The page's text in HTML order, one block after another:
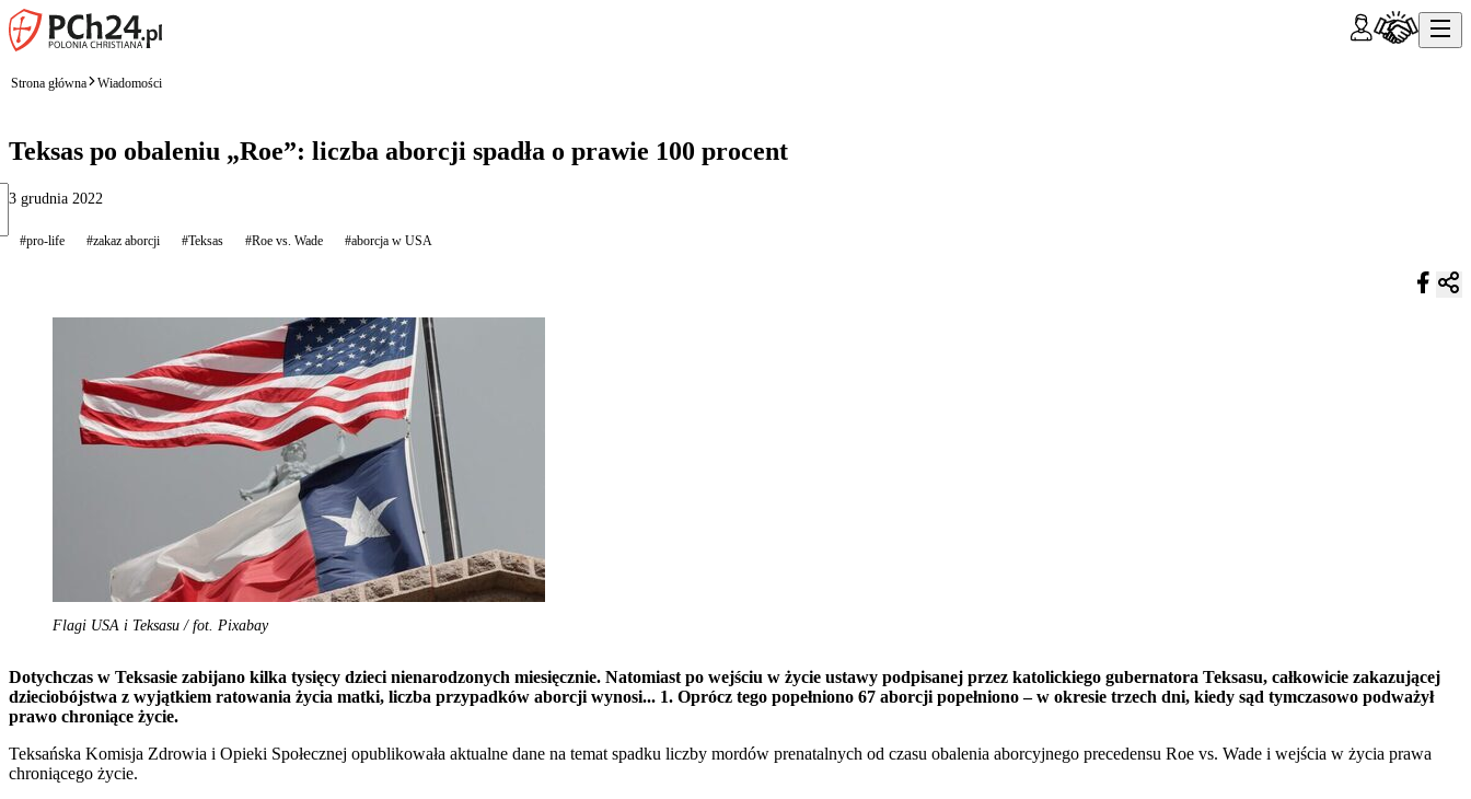
Strona główna Wiadomości
Teksas po obaleniu „Roe”: liczba aborcji spadła o prawie 100 procent
3 grudnia 2022
#pro-life #zakaz aborcji #Teksas #Roe vs. Wade #aborcja w USA
Flagi USA i Teksasu / fot. Pixabay
Dotychczas w Teksasie zabijano kilka tysięcy dzieci nienarodzonych miesięcznie. Natomiast po wejściu w życie ustawy podpisanej przez katolickiego gubernatora Teksasu, całkowicie zakazującej
dzieciobójstwa z wyjątkiem ratowania życia matki, liczba przypadków aborcji wynosi... 1. Oprócz tego popełniono 67 aborcji popełniono – w okresie trzech dni, kiedy sąd tymczasowo podważył
prawo chroniące życie.
Teksańska Komisja Zdrowia i Opieki Społecznej opublikowała aktualne dane na temat spadku liczby mordów prenatalnych od czasu obalenia aborcyjnego precedensu Roe vs. Wade i wejścia w życia prawa
chroniącego życie.